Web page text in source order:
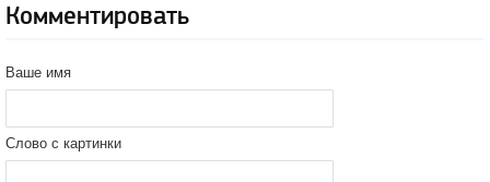
Комментировать
Ваше имя
Слово с картинки